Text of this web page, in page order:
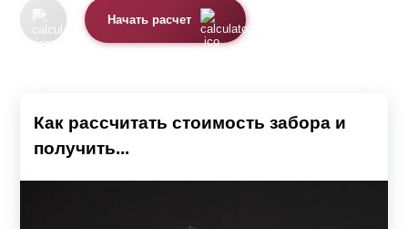
Начать расчет
Как рассчитать стоимость забора и
получить...